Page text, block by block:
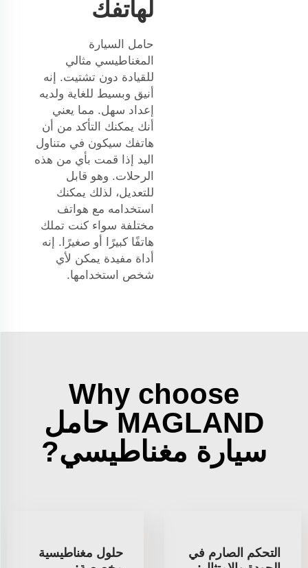
لهاتفك
حامل السيارة
المغناطيسي مثالي
للقيادة دون تشتيت. إنه
أنيق وبسيط للغاية ولديه
إعداد سهل. مما يعني
أنك يمكنك التأكد من أن
هاتفك سيكون في متناول
اليد إذا قمت بأي من هذه
الرحلات. وهو قابل
للتعديل، لذلك يمكنك
استخدامه مع هواتف
مختلفة سواء كنت تملك
هاتفًا كبيرًا أو صغيرًا. إنه
أداة مفيدة يمكن لأي
شخص استخدامها.
Why choose
MAGLAND حامل
سيارة مغناطيسي?
التحكم الصارم في
حلول مغناطيسية